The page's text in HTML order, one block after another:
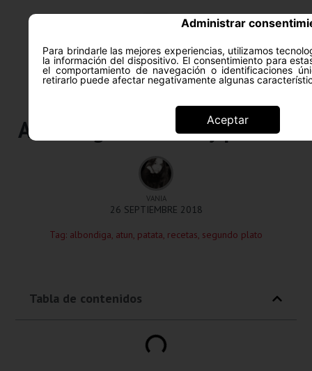
Administrar
Para brindarle las mejores experiencias, utilizamos
la información del dispositivo. El consentimiento para
el comportamiento de navegación o identificaciones
retirarlo puede afectar negativamente algunas
Aceptar
Albóndigas de atún y patatas
VANIA
26 SEPTIEMBRE 2018
Tag: albondiga atun patata recetas segundo plato
Tabla de contenidos